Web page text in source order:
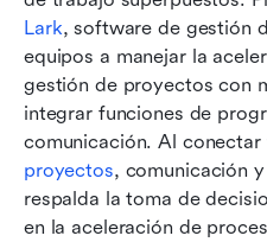
Lark, software de gestión
equipos a manejar la
gestión de proyectos con
integrar funciones de
comunicación. Al conectar
proyectos, comunicación
respalda la toma de
en la aceleración de